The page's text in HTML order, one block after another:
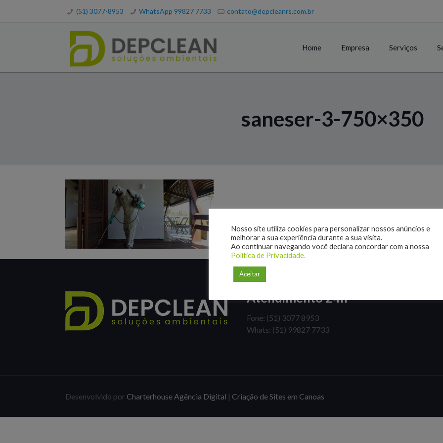
(51) 3077-8953 WhatsApp 99827 7733 contato@depcleanrs.com.br
Home Empresa Serviços
saneser-3-750×350
Atendimento 24h
Fone: (51) 3077 8953
Whats: (51) 99827 7733
Desenvolvido por Charterhouse Agência Digital | Criação de Sites em Canoas
Nosso site utiliza cookies para personalizar nossos anúncios e
melhorar a sua experiência durante a sua visita.
Ao continuar navegando você declara concordar com a nossa
Política de Privacidade.
Aceitar